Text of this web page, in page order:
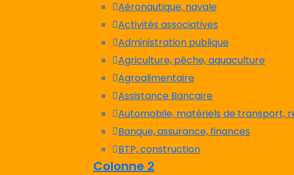
Aéronautique, navale
Activités associatives
Administration publique
Agriculture, pêche, aquaculture
Agroalimentaire
Assistance Bancaire
Automobile, matériels de transport,
Banque, assurance, finances
BTP, construction
Colonne 2